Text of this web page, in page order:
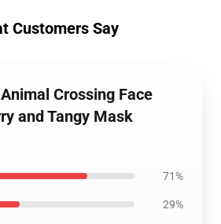
Customers Say
Crossing Face
and Tangy Mask
71%
29%